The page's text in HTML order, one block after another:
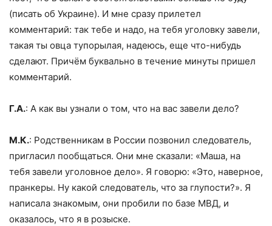
(писать об Украине). И мне сразу прилетел
комментарий: так тебе и надо, на тебя уголовку завели,
такая ты овца тупорылая, надеюсь, еще что-нибудь
сделают. Причём буквально в течение минуты пришел
комментарий.
Г.А.: А как вы узнали о том, что на вас завели дело?
М.К.: Родственникам в России позвонил следователь,
пригласил пообщаться. Они мне сказали: «Маша, на
тебя завели уголовное дело». Я говорю: «Это, наверное,
пранкеры. Ну какой следователь, что за глупости?». Я
написала знакомым, они пробили по базе МВД, и
оказалось, что я в розыске.